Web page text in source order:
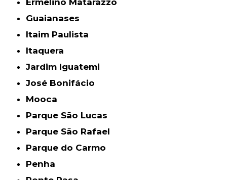
Ermelino Matarazzo
Guaianases
Itaim Paulista
Itaquera
Jardim Iguatemi
José Bonifácio
Mooca
Parque São Lucas
Parque São Rafael
Parque do Carmo
Penha